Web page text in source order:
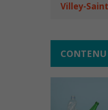
Villey-
CONTENU